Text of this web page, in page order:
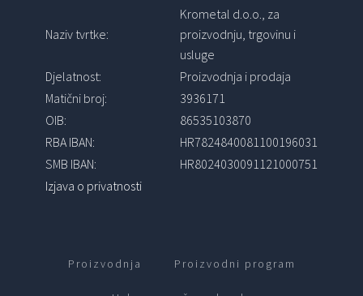
Naziv tvrtke:
Krometal d.o.o., za
proizvodnju, trgovinu i
usluge
Djelatnost:
Proizvodnja i prodaja
Matični broj:
3936171
OIB:
86535103870
RBA IBAN:
HR7824840081100196031
SMB IBAN:
HR8024030091121000751
Izjava o privatnosti
Proizvodnja Proizvodni program